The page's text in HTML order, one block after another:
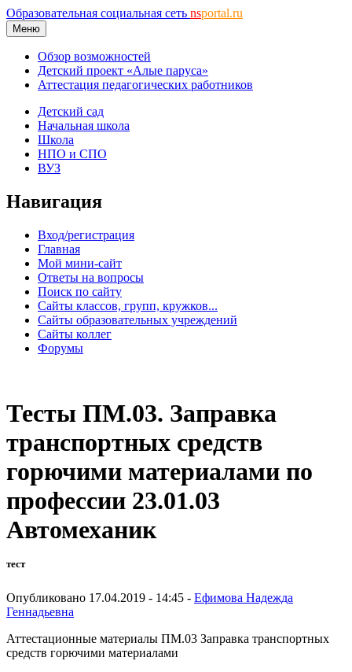
Образовательная социальная сеть nsportal.ru
Меню
Обзор возможностей
Детский проект «Алые паруса»
Аттестация педагогических работников
Детский сад
Начальная школа
Школа
НПО и СПО
ВУЗ
Навигация
Вход/регистрация
Главная
Мой мини-сайт
Ответы на вопросы
Поиск по сайту
Сайты классов, групп, кружков...
Сайты образовательных учреждений
Сайты коллег
Форумы
Тесты ПМ.03. Заправка
транспортных средств
горючими материалами по
профессии 23.01.03
Автомеханик
тест
Опубликовано 17.04.2019 - 14:45 - Ефимова Надежда
Геннадьевна
Аттестационные материалы ПМ.03 Заправка транспортных
средств горючими материалами